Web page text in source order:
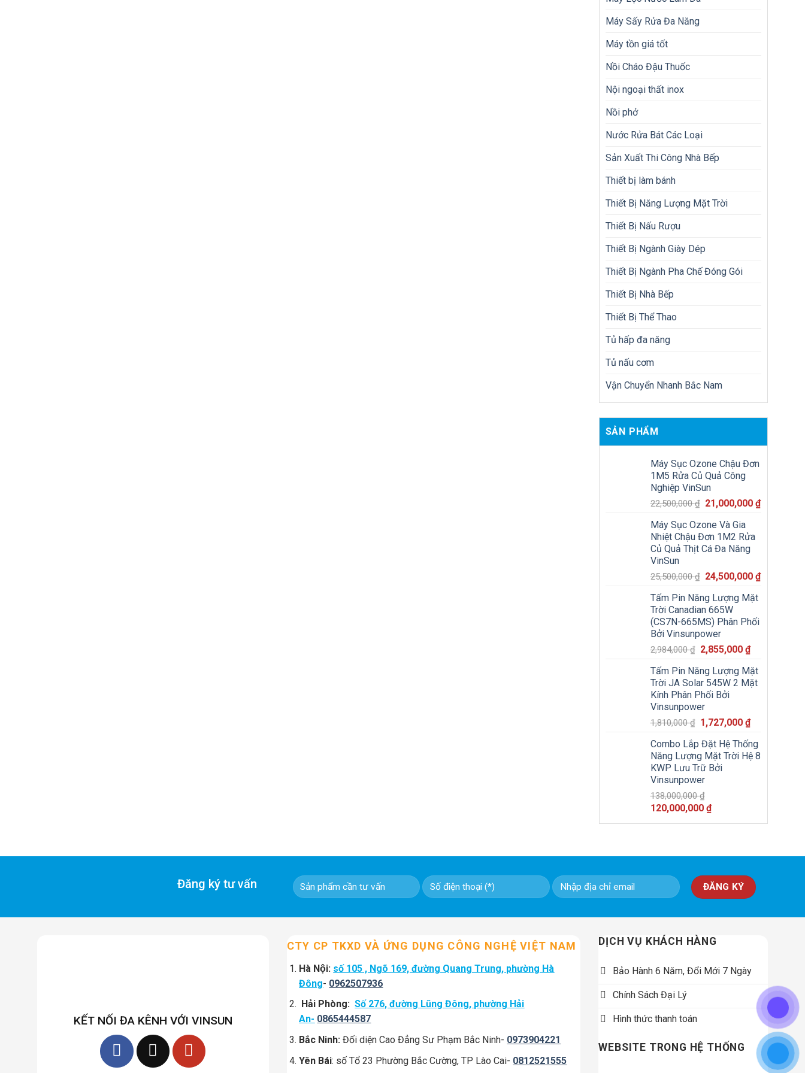
Máy Sấy Rửa Đa Năng
Máy tồn giá tốt
Nồi Cháo Đậu Thuốc
Nội ngoại thất inox
Nồi phở
Nước Rửa Bát Các Loại
Sản Xuất Thi Công Nhà Bếp
Thiết bị làm bánh
Thiết Bị Năng Lượng Mặt Trời
Thiết Bị Nấu Rượu
Thiết Bị Ngành Giày Dép
Thiết Bị Ngành Pha Chế Đóng Gói
Thiết Bị Nhà Bếp
Thiết Bị Thể Thao
Tủ hấp đa năng
Tủ nấu cơm
Vận Chuyển Nhanh Bắc Nam
SẢN PHẨM
Máy Sục Ozone Chậu Đơn
1M5 Rửa Củ Quả Công
Nghiệp VinSun
22,500,000₫ Giá
là:
22,500,000 ₫.
21,000,000₫Giá
Máy Sục Ozone Và Gia
Nhiệt Chậu Đơn 1M2 Rửa
Củ Quả Thịt Cá Đa Năng
VinSun
25,500,000₫ Giá
là:
25,500,000 ₫.
24,500,000₫Giá
Tấm Pin Năng Lượng Mặt
Trời Canadian 665W
(CS7N-665MS) Phân Phối
Bởi Vinsunpower
2,984,000₫ Giá
là:
2,984,000 ₫.
2,855,000₫Giá
tại
là:
Tấm Pin Năng Lượng Mặt
Trời JA Solar 545W 2 Mặt
Kính Phân Phối Bởi
Vinsunpower
1,810,000₫ Giá
là:
1,810,000 ₫.
1,727,000₫Giá
tại
là:
Combo Lắp Đặt Hệ Thống
Năng Lượng Mặt Trời Hệ 8
KWP Lưu Trữ Bởi
Vinsunpower
138,000,000₫
Giá
120,000,000 ₫Giá
120,000,000 ₫.
Đăng ký tư vấn
KẾT NỐI ĐA KÊNH VỚI VINSUN
CTY CP TKXD VÀ ỨNG DỤNG CÔNG NGHỆ VIỆT NAM
Hà Nội: số 105 , Ngõ 169, đường Quang Trung, phường Hà
Đông- 0962507936
Hải Phòng:Số 276, đường Lũng Đông, phường Hải
An- 0865444587
Bắc Ninh:Đối diện Cao Đẳng Sư Phạm Bắc Ninh- 0973904221
Yên Bái: số Tổ 23 Phường Bắc Cường, TP Lào Cai- 0812521555
DỊCH VỤ KHÁCH HÀNG
Bảo Hành 6 Năm, Đổi Mới 7 Ngày
Chính Sách Đại Lý
Hình thức thanh toán
WEBSITE TRONG HỆ THỐNG